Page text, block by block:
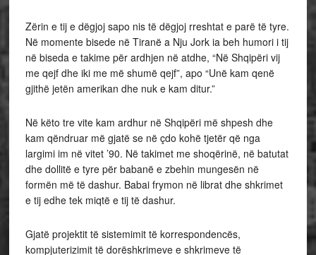
Zërin e tij e dëgjoj sapo nis të dëgjoj rreshtat e parë të tyre.
Në momente bisede në Tiranë a Nju Jork ia beh humori i tij
në biseda e takime për ardhjen në atdhe, “Në Shqipëri vij
me qejf dhe iki me më shumë qejf”, apo “Unë kam qenë
gjithë jetën amerikan dhe nuk e kam ditur.”
Në këto tre vite kam ardhur në Shqipëri më shpesh dhe
kam qëndruar më gjatë se në çdo kohë tjetër që nga
largimi im në vitet ’90. Në takimet me shoqërinë, në batutat
dhe dollitë e tyre për babanë e zbehin mungesën në
formën më të dashur. Babai frymon në librat dhe shkrimet
e tij edhe tek miqtë e tij të dashur.
Gjatë projektit të sistemimit të korrespondencës,
kompjuterizimit të dorëshkrimeve e shkrimeve të